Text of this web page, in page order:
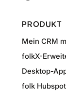
PRODUKT
Mein CRM
folkX-
Desktop-
folk Hubspot